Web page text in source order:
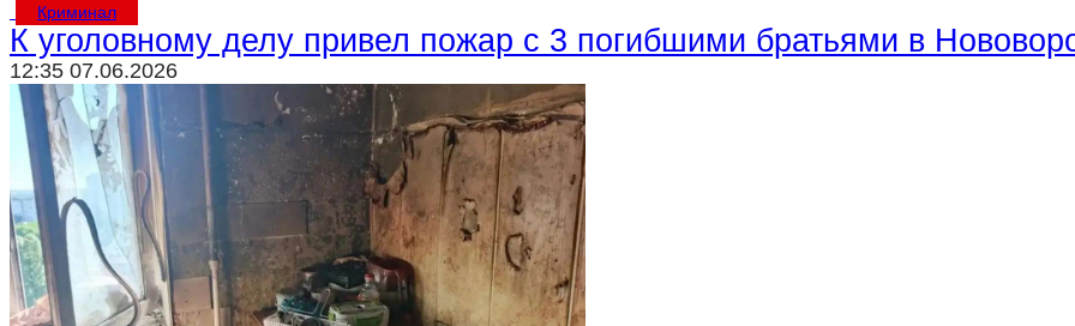
Криминал
К уголовному делу привел пожар с 3 погибшими братьями в
12:35 07.06.2026